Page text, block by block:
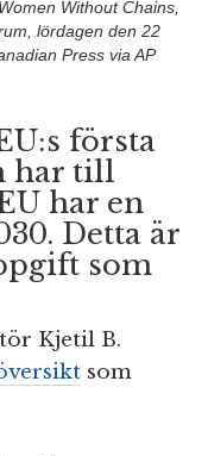
Without Chains,
lördagen den 22
Press via AP
första
har till
har en
Detta är
som
Kjetil B.
som